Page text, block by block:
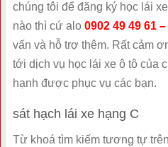
chúng tôi để đăng ký học lái
nào thì cứ alo 0902 49 49 61
vấn và hỗ trợ thêm. Rất cảm
tới dịch vụ học lái xe ô tô của
hạnh được phục vụ các bạn.
sát hạch lái xe hạng C
Từ khoá tìm kiếm tương tự trên